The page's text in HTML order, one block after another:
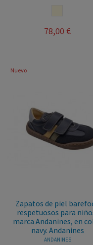
78,00 €
Nuevo
Zapatos de piel
respetuosos para
marca Andanines, en
navy. Andanines
ANDANINES